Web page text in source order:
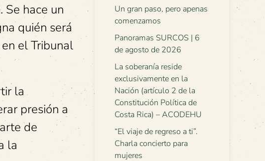
Se hace un
quién será
el Tribunal
la
presión a
de
la
Un gran paso, pero apenas
comenzamos
Panoramas SURCOS | 6
de agosto de 2026
La soberanía reside
exclusivamente en la
Nación (artículo 2 de la
Constitución Política de
Costa Rica) – ACODEHU
“El viaje de regreso a ti”.
Charla concierto para
mujeres